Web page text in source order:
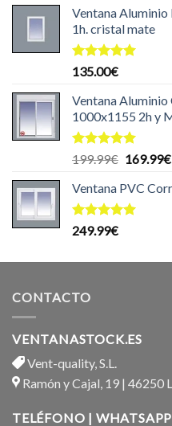
de 5
Ventana
1h. cristal mate
Valorado
de 5
135.00€
Ventana Aluminio
1000x1155 2h y
Valorado
de 5
199.99€ El
original
era:
169.99€
Ventana PVC
Valorado
249.99€
CONTACTO
VENTANASTOCK.ES
Vent-quality, S.L.
Ramón y Cajal, 19 | 46250
TELÉFONO | WHATSAPP